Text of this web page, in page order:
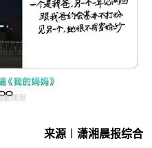
来源︱潇湘晨报综合